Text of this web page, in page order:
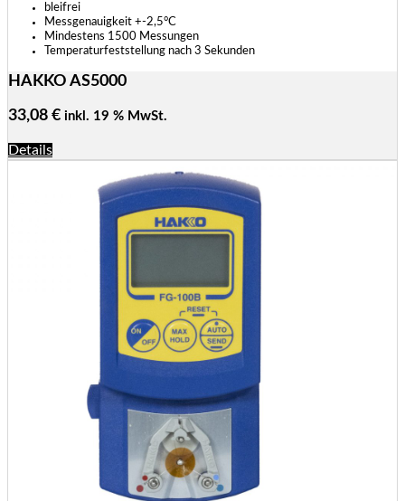
bleifrei
Messgenauigkeit +-2,5°C
Mindestens 1500 Messungen
Temperaturfeststellung nach 3 Sekunden
HAKKO AS5000
33,08 € inkl. 19 % MwSt.
Details